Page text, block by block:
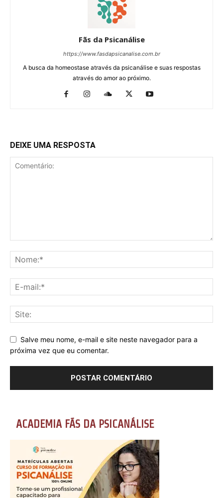
Fãs da Psicanálise
https://www.fasdapsicanalise.com.br
A busca da homeostase através da psicanálise e suas respostas
através do amor ao próximo.
DEIXE UMA RESPOSTA
Salve meu nome, e-mail e site neste navegador para a
próxima vez que eu comentar.
ACADEMIA FÃS DA PSICANÁLISE